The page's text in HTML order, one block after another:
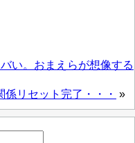
い。おまえらが想像する
係リセット完了・・・ »